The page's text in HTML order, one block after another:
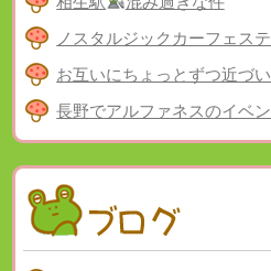
ノスタルジックカーフェス
お互いにちょっとずつ近づ
長野でアルファネスのイベ